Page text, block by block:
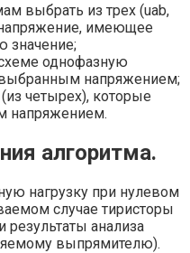
выбрать из трех (uab,
имеющее
значение;
однофазную
напряжением;
четырех), которые
напряжением.
алгоритма.
нагрузку при нулевом
случае тиристоры
анализа
выпрямителю).